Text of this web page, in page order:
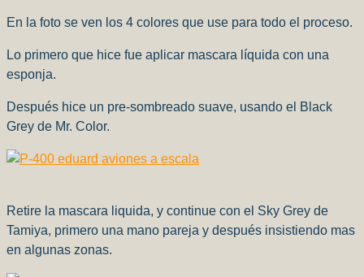
En la foto se ven los 4 colores que use para todo el proceso.
Lo primero que hice fue aplicar mascara líquida con una
esponja.
Después hice un pre-sombreado suave, usando el Black
Grey de Mr. Color.
Retire la mascara liquida, y continue con el Sky Grey de
Tamiya, primero una mano pareja y después insistiendo mas
en algunas zonas.